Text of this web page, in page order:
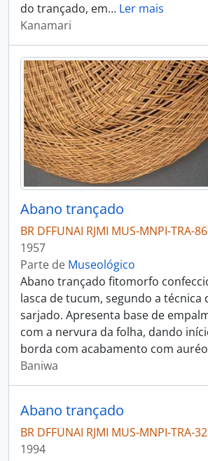
do trançado, em… Ler mais
Kanamari
Abano trançado
BR DFFUNAI RJMI MUS-MNPI-TRA-
1957
Parte de Museológico
Abano trançado fitomorfo
lasca de tucum, segundo a técnica
sarjado. Apresenta base de
com a nervura da folha, dando
borda com acabamento com
Baniwa
Abano trançado
BR DFFUNAI RJMI MUS-MNPI-TRA-
1994